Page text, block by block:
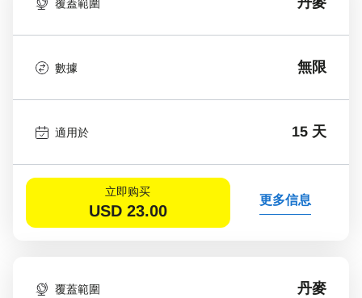
覆蓋範圍
數據 無限
適用於 15 天
立即购买
USD 23.00
更多信息
覆蓋範圍 丹麥